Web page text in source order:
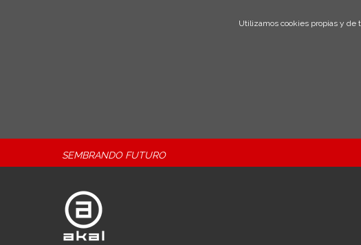
Utilizamos cookies propias y de
SEMBRANDO FUTURO